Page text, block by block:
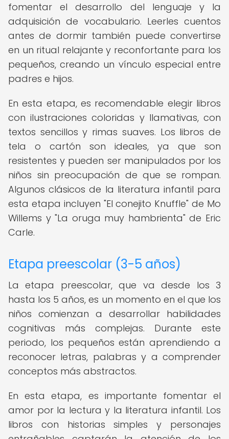
fomentar el desarrollo del lenguaje y la
adquisición de vocabulario. Leerles cuentos
antes de dormir también puede convertirse
en un ritual relajante y reconfortante para los
pequeños, creando un vínculo especial entre
padres e hijos.
En esta etapa, es recomendable elegir libros
con ilustraciones coloridas y llamativas, con
textos sencillos y rimas suaves. Los libros de
tela o cartón son ideales, ya que son
resistentes y pueden ser manipulados por los
niños sin preocupación de que se rompan.
Algunos clásicos de la literatura infantil para
esta etapa incluyen "El conejito Knuffle" de Mo
Willems y "La oruga muy hambrienta" de Eric
Carle.
Etapa preescolar (3-5 años)
La etapa preescolar, que va desde los 3
hasta los 5 años, es un momento en el que los
niños comienzan a desarrollar habilidades
cognitivas más complejas. Durante este
periodo, los pequeños están aprendiendo a
reconocer letras, palabras y a comprender
conceptos más abstractos.
En esta etapa, es importante fomentar el
amor por la lectura y la literatura infantil. Los
libros con historias simples y personajes